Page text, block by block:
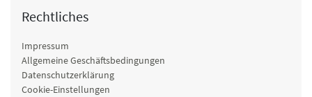
Rechtliches
Impressum
Allgemeine Geschäftsbedingungen
Datenschutzerklärung
Cookie-Einstellungen